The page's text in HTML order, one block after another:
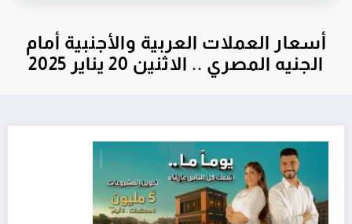
أسعار العملات العربية والأجنبية أمام
الجنيه المصري .. الاثنين 20 يناير 2025